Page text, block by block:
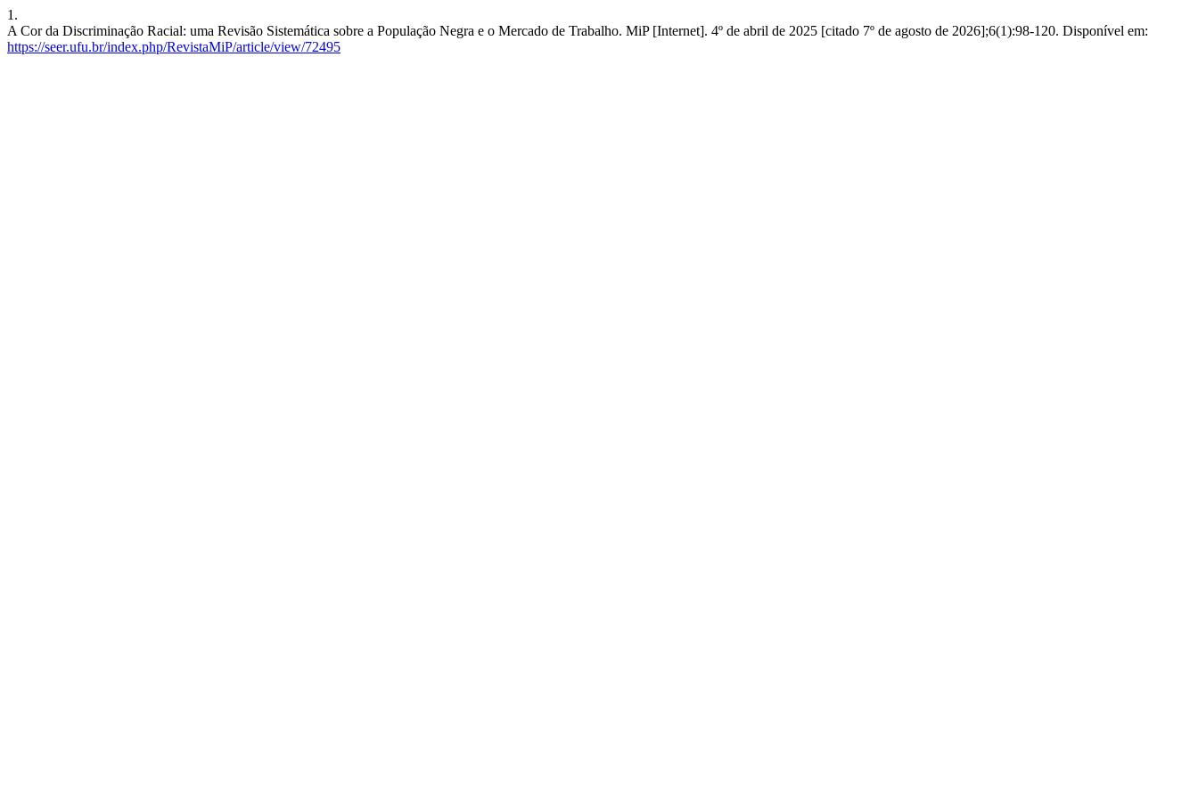
1.
A Cor da Discriminação Racial: uma Revisão Sistemática sobre a População Negra e o Mercado de Trabalho. MiP [Internet]. 4º de abril de 2025 [citado 7º de agosto de 2026];6(1):98-120. Disponível em:
https://seer.ufu.br/index.php/RevistaMiP/article/view/72495